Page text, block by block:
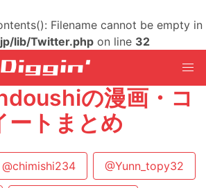
Filename cannot be empty in
lib/Twitter.php on line 32
の漫画・コ
ートまとめ
@chimishi234 @Yunn_topy32